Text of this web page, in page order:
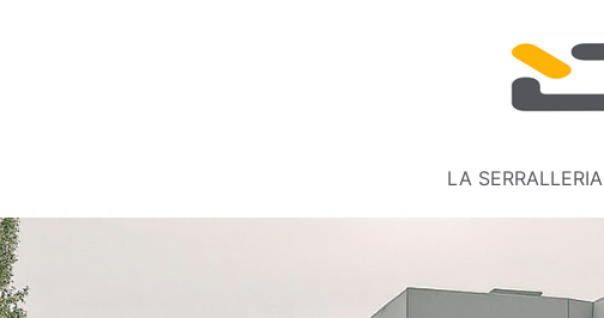
LA SERRALLERIA